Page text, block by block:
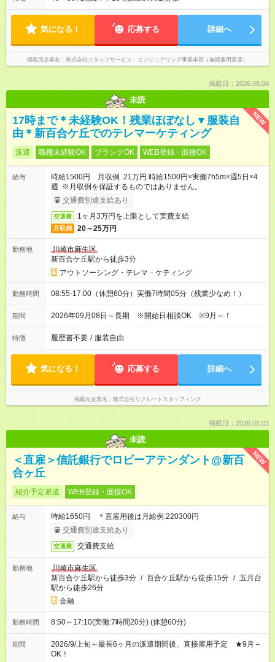
気になる！ 応募する 詳細へ
掲載元企業名 株式会社スタッフサービス エンジニアリング事業本部（無期雇用派遣）
掲載日：2026.08.04
未読
NEW
17時まで＊未経験OK！残業ほぼなし▼服装自
由＊新百合ケ丘でのテレマーケティング
派遣 職種未経験OK ブランクOK WEB登録・面接OK
給与
時給1500円 月収例 21万円 時給1500円×実働7h5m×週5日×4
週 ※月収例を保証するものではありません。
交通費別途支給あり
交通費 1ヶ月3万円を上限として実費支給
月収例 20～25万円
勤務地
川崎市麻生区
新百合ケ丘駅から徒歩3分
アウトソーシング・テレマ－ケティング
勤務時間 08:55-17:00（休憩60分）実働7時間05分（残業少なめ！）
期間 2026年09月08日～長期 ※開始日相談OK ※9月～！
特徴 履歴書不要 / 服装自由
気になる！ 応募する 詳細へ
掲載元企業名 株式会社リクルートスタッフィング
掲載日：2026.08.03
未読
NEW
＜直雇＞信託銀行でロビーアテンダント@新百
合ヶ丘
紹介予定派遣 WEB登録・面接OK
給与
時給1650円 ＊直雇用後は月給例:220300円
交通費別途支給あり
交通費 交通費支給
勤務地
川崎市麻生区
新百合ケ丘駅から徒歩3分 / 百合ケ丘駅から徒歩15分 / 五月台
駅から徒歩26分
金融
勤務時間 8:50～17:10(実働:7時間20分) (休憩60分)
期間
2026/9/上旬～最長6ヶ月の派遣期間後、直接雇用予定 ★9月～
OK！